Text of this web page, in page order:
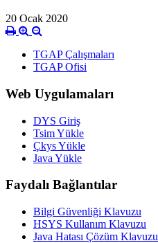
20 Ocak 2020
TGAP Çalışmaları
TGAP Ofisi
Web Uygulamaları
DYS Giriş
Tsim Yükle
Çkys Yükle
Java Yükle
Faydalı Bağlantılar
Bilgi Güvenliği Klavuzu
HSYS Kullanım Klavuzu
Java Hatası Çözüm Klavuzu